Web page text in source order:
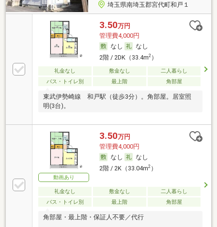
埼玉県南埼玉郡宮代町和戸１
3.50万円
管理費4,000円
なし
なし
2階 / 2DK（33.4m2）
礼金なし 敷金なし
二人暮らし
バス・トイレ別
最上階 角部屋
東武伊勢崎線 和戸駅（徒歩3分）。角部屋。居室照
明(3台)。
動画あり
3.50万円
管理費4,000円
なし
なし
2階 / 2K（33.04m2）
礼金なし 敷金なし
二人暮らし
バス・トイレ別
最上階 角部屋
角部屋・最上階・保証人不要／代行